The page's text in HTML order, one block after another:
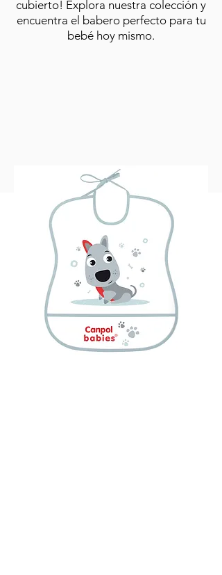
cubierto! Explora nuestra colección y
encuentra el babero perfecto para tu
bebé hoy mismo.